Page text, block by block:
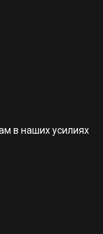
в наших усилиях